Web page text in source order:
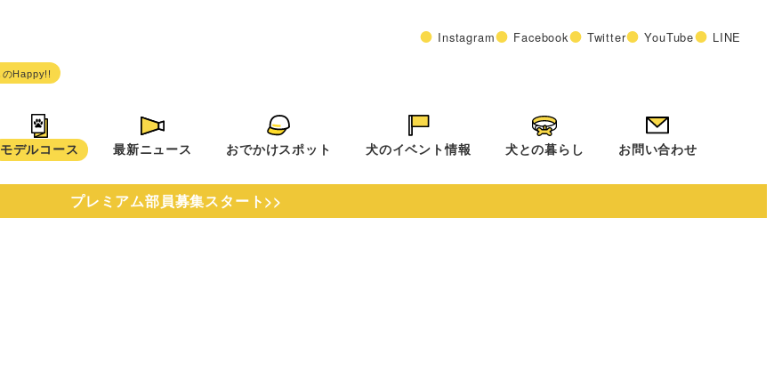
Instagram Facebook Twitter YouTube LINE
モデルコース 最新ニュース おでかけスポット 犬のイベント情報 犬との暮らし お問い合わせ
プレミアム部員募集スタート>>